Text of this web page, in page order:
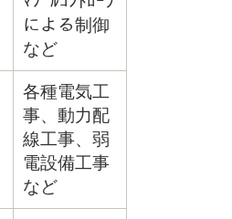
による制御
など
各種電気工
事、動力配
線工事、弱
電設備工事
など